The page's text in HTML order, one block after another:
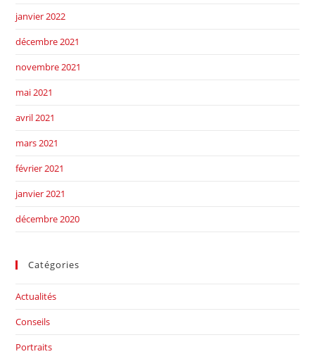
janvier 2022
décembre 2021
novembre 2021
mai 2021
avril 2021
mars 2021
février 2021
janvier 2021
décembre 2020
Catégories
Actualités
Conseils
Portraits